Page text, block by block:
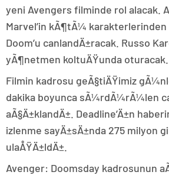
yeni Avengers filminde rol alacak.
Marvel’in kÃ¶tÃ¼
Doom’u canlandÄ±racak. Russo
yÃ¶netmen koltuÄŸunda oturacak.
Filmin kadrosu geÃ§tiÄŸimiz
dakika boyunca sÃ¼rdÃ¼rÃ¼len
aÃ§Ä±klandÄ±. Deadline’Ä±n
izlenme sayÄ±sÄ±nda 275 milyon
ulaÅŸÄ±ldÄ±.
Avenger: Doomsday kadrosunun